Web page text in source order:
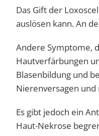
Das Gift der
auslösen kann. An
Andere Symptome,
Hautverfärbungen
Blasenbildung und
Nierenversagen
Es gibt jedoch ein
Haut-Nekrose